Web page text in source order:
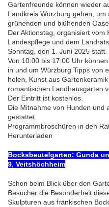
Gartenfreunde können wieder
Landkreis Würzburg gehen, um
grünenden und blühenden
Der Aktionstag, organisiert
Landespflege und dem
Sonntag, den 1. Juni 2025 statt.
Von 10:00 bis 17:00 Uhr
in und um Würzburg Tipps von
holen, Kunst aus
romantischen Landhausgärten
Der Eintritt ist kostenlos.
Die Mitnahme von Hunden und
gestattet.
Programmbroschüren in den
Herunterladen
Bocksbeutelgarten: Gunda
9, Veitshöchheim
Schon beim Blick über den
Besucher die Besonderheit
Skulpturen aus fränkischen